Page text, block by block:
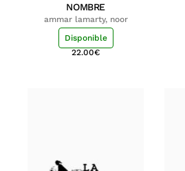
NOMBRE
ammar lamarty, noor
Disponible
22.00€